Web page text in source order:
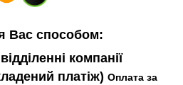
Вас способом:
компанії
платіж) Оплата за